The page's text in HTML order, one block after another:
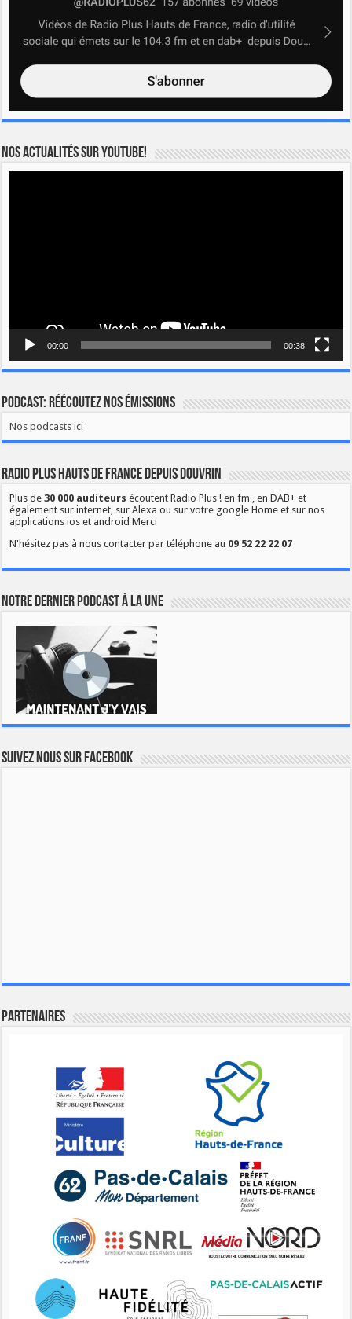
Nos actualités sur YOUTUBE!
00:00 00:38
Podcast: Réécoutez nos émissions
Nos podcasts ici
Radio Plus Hauts de France depuis Douvrin
Plus de30 000 auditeurs écoutent Radio Plus ! en fm , en DAB+ et
également sur internet, sur Alexa ou sur votre google Home et sur nos
applications ios et android Merci
N'hésitez pas à nous contacter par téléphone au 09 52 22 22 07
Notre dernier podcast à la une
Suivez nous sur Facebook
Partenaires